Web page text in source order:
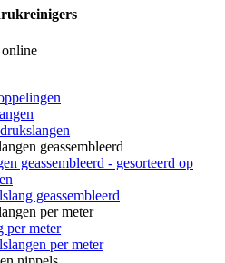
geassembleerd
geassembleerd - gesorteerd op
geassembleerd
per meter
per meter
per meter